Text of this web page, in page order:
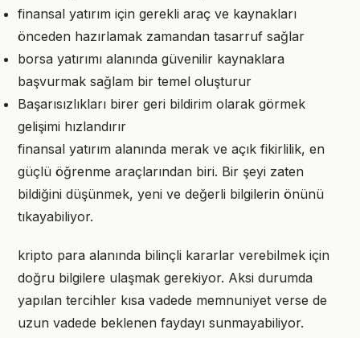
finansal yatırım için gerekli araç ve kaynakları
önceden hazırlamak zamandan tasarruf sağlar
borsa yatırımı alanında güvenilir kaynaklara
başvurmak sağlam bir temel oluşturur
Başarısızlıkları birer geri bildirim olarak görmek
gelişimi hızlandırır
finansal yatırım alanında merak ve açık fikirlilik, en
güçlü öğrenme araçlarından biri. Bir şeyi zaten
bildiğini düşünmek, yeni ve değerli bilgilerin önünü
tıkayabiliyor.
kripto para alanında bilinçli kararlar verebilmek için
doğru bilgilere ulaşmak gerekiyor. Aksi durumda
yapılan tercihler kısa vadede memnuniyet verse de
uzun vadede beklenen faydayı sunmayabiliyor.